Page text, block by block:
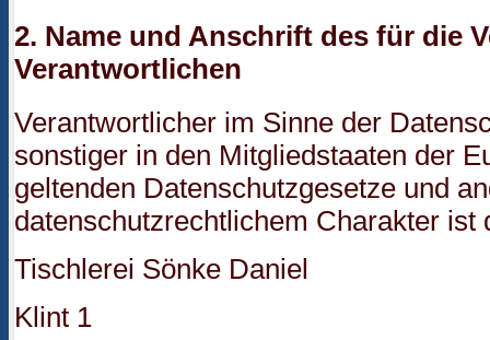
2. Name und Anschrift des für die
Verantwortlichen
Verantwortlicher im Sinne der
sonstiger in den Mitgliedstaaten der
geltenden Datenschutzgesetze und
datenschutzrechtlichem Charakter ist
Tischlerei Sönke Daniel
Klint 1